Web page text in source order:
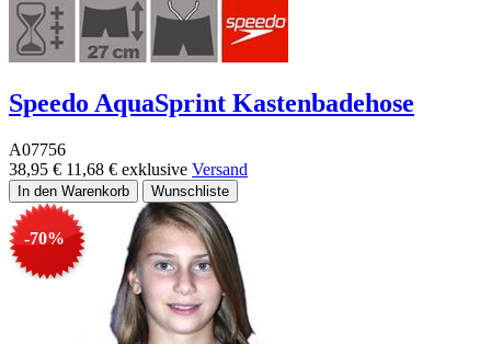
Speedo AquaSprint Kastenbadehose
A07756
38,95 € 11,68 € exklusive Versand
-70%